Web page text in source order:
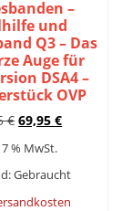
–
und
Q3 – Das
Auge für
DSA4 –
OVP
€ Ursprünglicher
war:
89,95 €
69,95€Aktueller
69,95 €.
% MwSt.
Gebraucht